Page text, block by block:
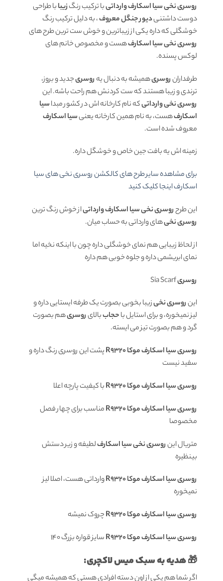
روسری نخی سیا اسکارف وارداتیبا ترکیب رنگزیبابا طراحی
دوست داشتنیدیور جنگل معروف، به دلیل ترکیب رنگ
خوشگلی که داره یکی از زیباترین و خوش ست ترین طرح های
روسری نخی سیا اسکارفهست و مخصوص خانم های
لوکس پسنده.
طرفدارانروسریهمیشه به دنبال یه روسریجدید و بروز،
ترندی و زیبا هستند که ست کردنش هم راحت باشه. این
روسری نخی وارداتیکه نام کارخانه اش در کشور مبداسیا
اسکارفهست، به نام همین کارخانه یعنیسیا اسکارف
معروف شده است.
زمینه اش یه بافت جین خاص و خوشگل داره.
برای مشاهده سایر طرح های کالکشن روسری نخی های سیا
اسکارف اینجا کلیک کنید
این طرحروسری نخی سیا اسکارف وارداتیاز خوش رنگ ترین
روسری نخیهای وارداتی به حساب میان.
از لحاظ زیبایی هم نمای خوشگلی داره چون با اینکه نخیه اما
نمای ابریشمی داره و جلوه خوبی هم داره
روسریSia Scarf
اینروسری نخیزیبا بخوبی بصورت یک طرفه ایستایی داره و
لیز نمیخوره، و برای استایل باحجاببالایروسریهم بصورت
گرد و هم بصورت تیز می ایسته.
روسری سیا اسکارف موکا R9320
پشت این روسری رنگ داره و
سفید نیست
روسری سیا اسکارف موکا R9320
با کیفیت پارچه اعلا
روسری سیا اسکارف موکا R9320
مناسب برای چهار فصل
مخصوصا
متریال اینروسری نخی سیا اسکارفلطیفه و زیر دستش
بینظیره
روسری سیا اسکارف موکا R9320
وارداتی هست، اصلا لیز
نمیخوره
روسری سیا اسکارف موکا R9320
چروک نمیشه
روسری سیا اسکارف موکا R9320
سایز قواره بزرگ 140
🎁 هدیه به سبک میس لاکچری: